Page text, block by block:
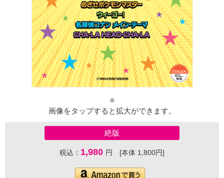
画像をタップすると拡大ができます。
絶版
税込： 1,980 円 [本体 1,800円]